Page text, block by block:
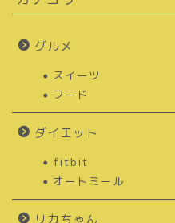
グルメ
スイーツ
フード
ダイエット
fitbit
オートミール
リカちゃん